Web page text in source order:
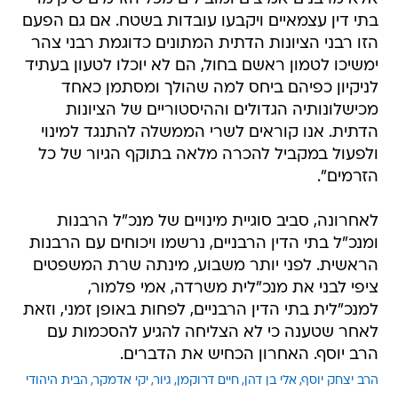
בתי דין עצמאיים ויקבעו עובדות בשטח. אם גם הפעם
הזו רבני הציונות הדתית המתונים כדוגמת רבני צהר
ימשיכו לטמון ראשם בחול, הם לא יוכלו לטעון בעתיד
לניקיון כפיהם ביחס למה שהולך ומסתמן כאחד
מכישלונותיה הגדולים וההיסטוריים של הציונות
הדתית. אנו קוראים לשרי הממשלה להתנגד למינוי
ולפעול במקביל להכרה מלאה בתוקף הגיור של כל
הזרמים".
לאחרונה, סביב סוגיית מינויים של מנכ"ל הרבנות
ומנכ"ל בתי הדין הרבניים, נרשמו ויכוחים עם הרבנות
הראשית. לפני יותר משבוע, מינתה שרת המשפטים
ציפי לבני את מנכ"לית משרדה, אמי פלמור,
למנכ"לית בתי הדין הרבניים, לפחות באופן זמני, וזאת
לאחר שטענה כי לא הצליחה להגיע להסכמות עם
הרב יוסף. האחרון הכחיש את הדברים.
הרב יצחק יוסף אלי בן דהן חיים דרוקמן גיור יקי אדמקר הבית היהודי